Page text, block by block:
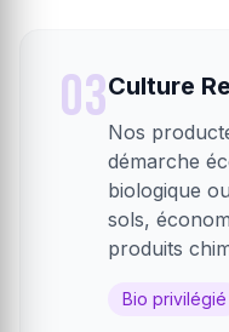
03Culture
Nos
démarche
biologique
sols,
produits
Bio privilégié